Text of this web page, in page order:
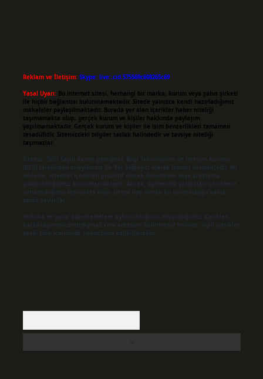
Reklam ve İletişim: Skype: live:.cid.575569c608265c69
Yasal Uyarı: Bu internet sitesi, herhangi bir marka, kurum veya şahıs şirketi
ile hiçbir bağlantısı bulunmamaktadır. Sitede yalnızca kendi hazırladığımız
makaleler paylaşılmaktadır. Burada yer alan içerikler haber niteliği
taşımamakta olup, gerçek kurum ve kişiler hakkında paylaşım
yapılmamaktadır. Gerçek kurum ve kişiler ile isim benzerlikleri tamamen
tesadüfidir. Sitemizdeki bilgiler taslak halindedir ve tavsiye niteliği
taşımazlar.
Sitemiz, 5651 Sayılı Kanun gereğince Bilgi Teknolojileri ve İletişim Kurumu
(BTK) tarafından onaylanmış bir Yer Sağlayıcı olarak hizmet vermektedir. Bu
nedenle, sitedeki içerikleri proaktif olarak denetleme veya araştırma
yükümlülüğümüz bulunmamaktadır. Ancak, üyelerimiz yazdıkları içeriklerin
sorumluluğunu taşımakta olup, siteye üye olarak bu sorumluluğu kabul
etmiş sayılırlar.
Hukuka ve yasal düzenlemelere aykırı olduğunu düşündüğünüz içerikleri,
backlinkpanelicomtr@gmail.com
adresine bildirmeniz halinde, ilgili içerikler
yasal süre içerisinde sitemizden kaldırılacaktır.